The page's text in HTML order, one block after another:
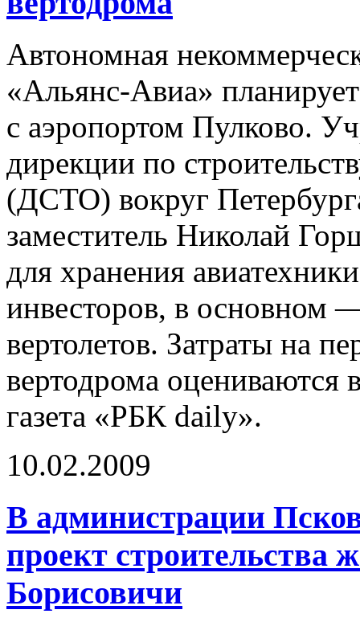
Автономная
«Альянс-Авиа»
с аэропортом Пулково.
дирекции по
(ДСТО) вокруг
заместитель Николай
для хранения
инвесторов, в основном
вертолетов. Затраты на
вертодрома
газета «РБК daily».
10.02.2009
В администрации
проект строительства
Борисовичи